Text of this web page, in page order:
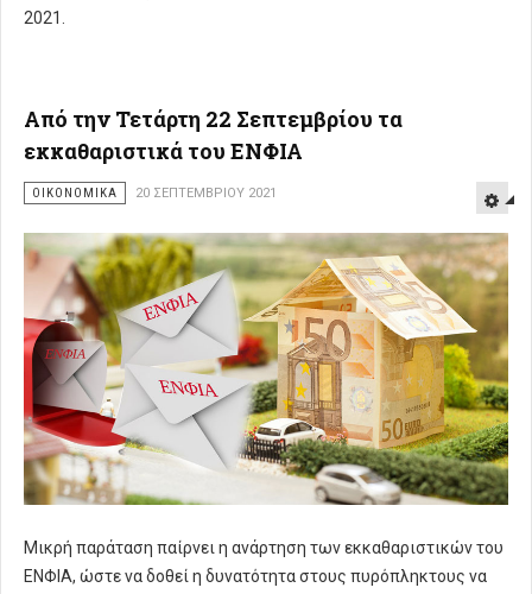
2021.
Από την Τετάρτη 22 Σεπτεμβρίου τα
εκκαθαριστικά του ΕΝΦΙΑ
ΟΙΚΟΝΟΜΙΚΑ 20 ΣΕΠΤΕΜΒΡΊΟΥ 2021
Μικρή παράταση παίρνει η ανάρτηση των εκκαθαριστικών του
ΕΝΦΙΑ, ώστε να δοθεί η δυνατότητα στους πυρόπληκτους να